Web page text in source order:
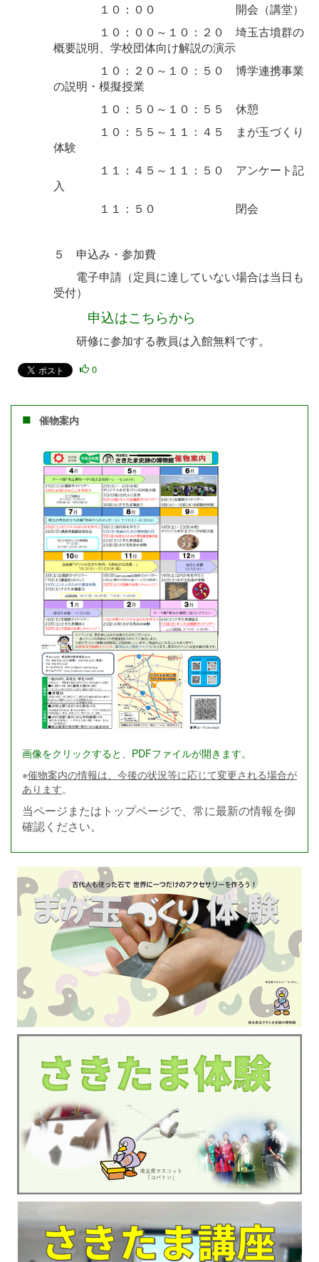
１０：００ 開会（講堂）
１０：００～１０：２０ 埼玉古墳群の
概要説明、学校団体向け解説の演示
１０：２０～１０：５０ 博学連携事業
の説明・模擬授業
１０：５０～１０：５５ 休憩
１０：５５～１１：４５ まが玉づくり
体験
１１：４５～１１：５０ アンケート記
入
１１：５０ 閉会
５ 申込み・参加費
電子申請（定員に達していない場合は当日も
受付）
申込はこちらから
研修に参加する教員は入館無料です。
0
催物案内
画像をクリックすると、PDFファイルが開きます。
※催物案内の情報は、今後の状況等に応じて変更される場合が
あります。
当ページまたはトップページで、常に最新の情報を御
確認ください。